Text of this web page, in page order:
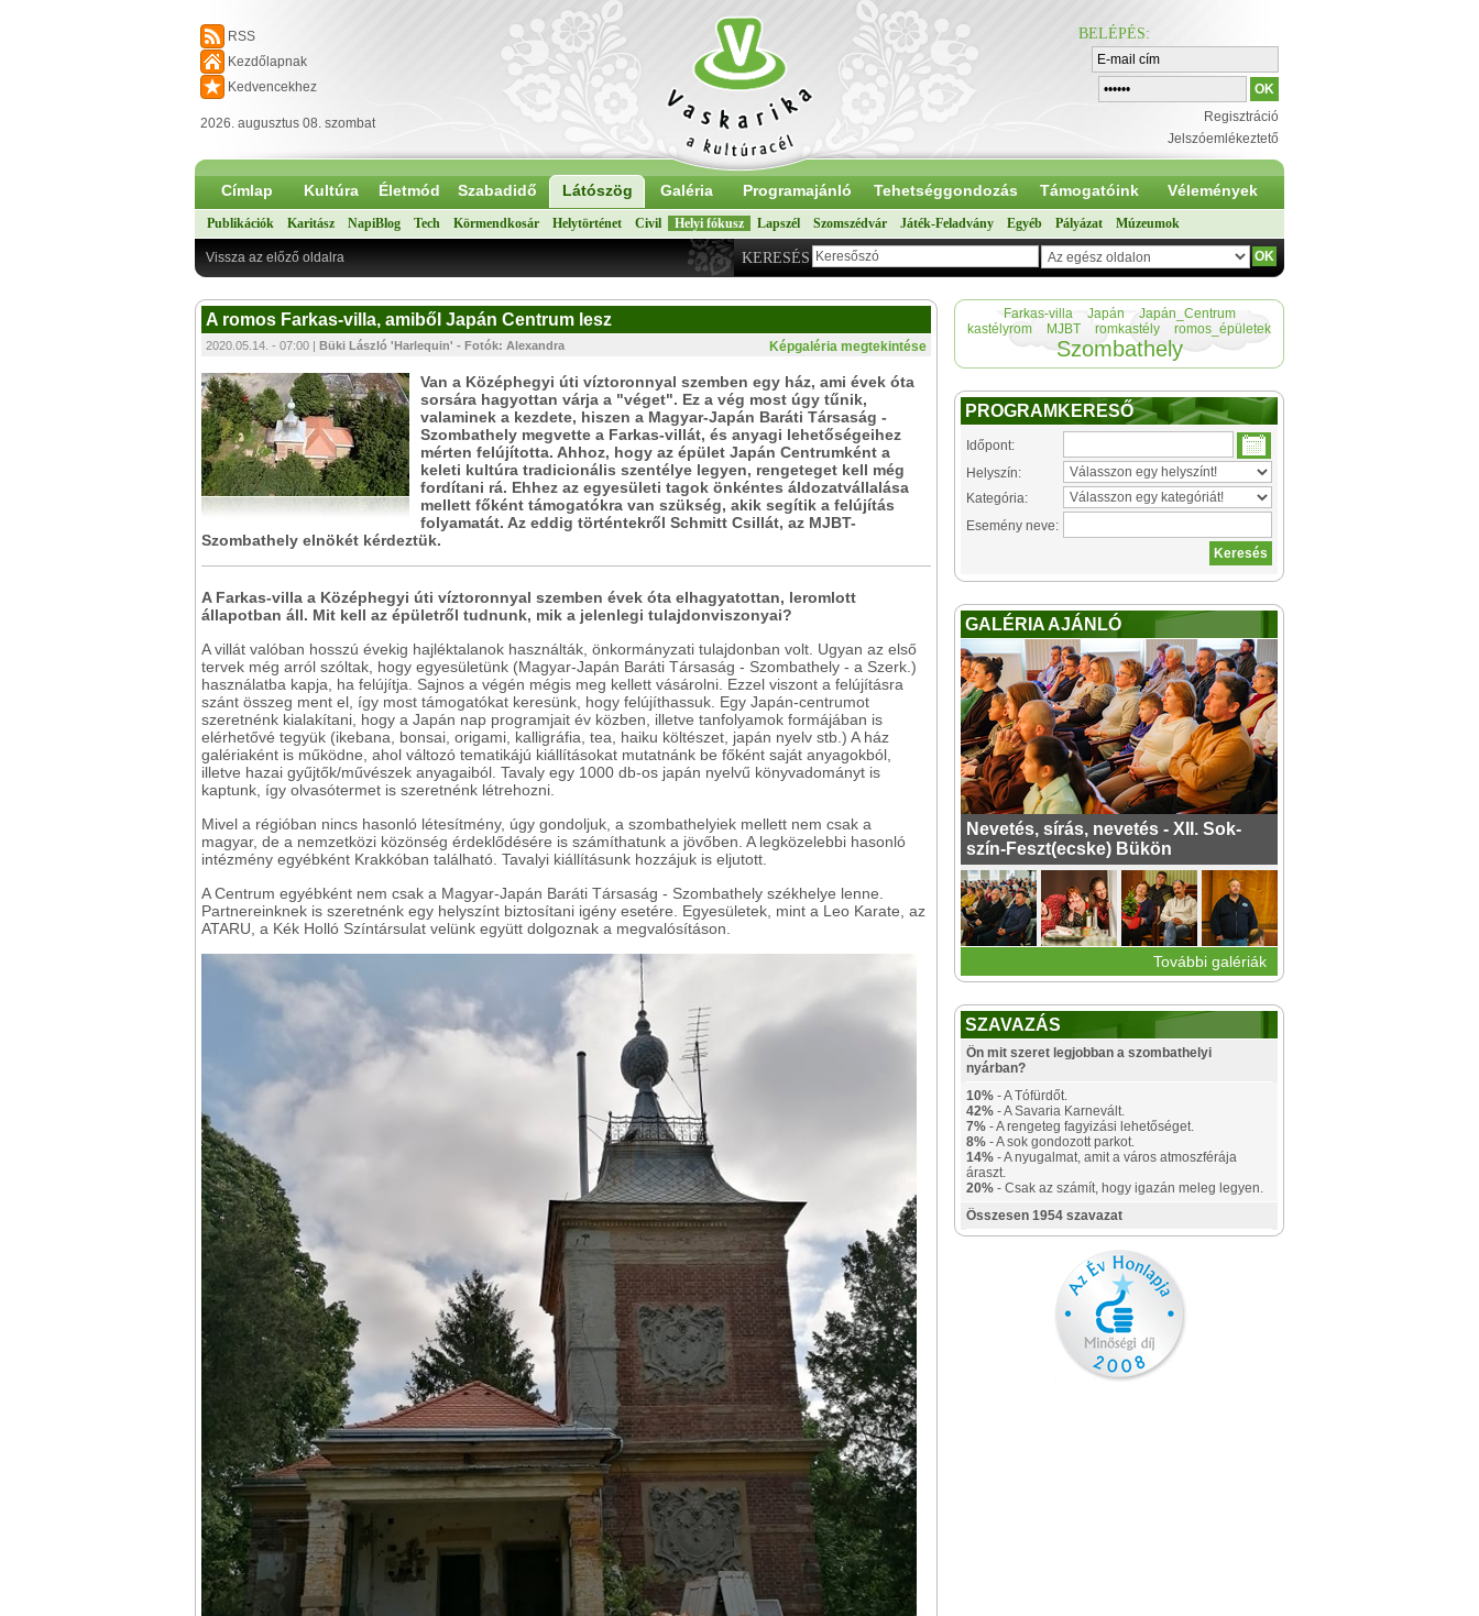
RSS
Kezdőlapnak
Kedvencekhez
2026. augusztus 08. szombat
BELÉPÉS:
Regisztráció
Jelszóemlékeztető
Címlap Kultúra Életmód Szabadidő Látószög Galéria Programajánló Tehetséggondozás Támogatóink Vélemények
Publikációk Karitász NapiBlog Tech Körmendkosár Helytörténet Civil Helyi fókusz Lapszél Szomszédvár Játék-Feladvány Egyéb Pályázat Múzeumok
KERESÉS
Vissza az előző oldalra
A romos Farkas-villa, amiből Japán Centrum lesz
Képgaléria megtekintése
2020.05.14. - 07:00 | Büki László 'Harlequin' - Fotók: Alexandra
Van a Középhegyi úti víztoronnyal szemben egy ház, ami évek óta
sorsára hagyottan várja a "véget". Ez a vég most úgy tűnik,
valaminek a kezdete, hiszen a Magyar-Japán Baráti Társaság -
Szombathely megvette a Farkas-villát, és anyagi lehetőségeihez
mérten felújította. Ahhoz, hogy az épület Japán Centrumként a
keleti kultúra tradicionális szentélye legyen, rengeteget kell még
fordítani rá. Ehhez az egyesületi tagok önkéntes áldozatvállalása
mellett főként támogatókra van szükség, akik segítik a felújítás
folyamatát. Az eddig történtekről Schmitt Csillát, az MJBT-
Szombathely elnökét kérdeztük.
A Farkas-villa a Középhegyi úti víztoronnyal szemben évek óta elhagyatottan, leromlott
állapotban áll. Mit kell az épületről tudnunk, mik a jelenlegi tulajdonviszonyai?
A villát valóban hosszú évekig hajléktalanok használták, önkormányzati tulajdonban volt. Ugyan az első
tervek még arról szóltak, hogy egyesületünk (Magyar-Japán Baráti Társaság - Szombathely - a Szerk.)
használatba kapja, ha felújítja. Sajnos a végén mégis meg kellett vásárolni. Ezzel viszont a felújításra
szánt összeg ment el, így most támogatókat keresünk, hogy felújíthassuk. Egy Japán-centrumot
szeretnénk kialakítani, hogy a Japán nap programjait év közben, illetve tanfolyamok formájában is
elérhetővé tegyük (ikebana, bonsai, origami, kalligráfia, tea, haiku költészet, japán nyelv stb.) A ház
galériaként is működne, ahol változó tematikájú kiállításokat mutatnánk be főként saját anyagokból,
illetve hazai gyűjtők/művészek anyagaiból. Tavaly egy 1000 db-os japán nyelvű könyvadományt is
kaptunk, így olvasótermet is szeretnénk létrehozni.
Mivel a régióban nincs hasonló létesítmény, úgy gondoljuk, a szombathelyiek mellett nem csak a
magyar, de a nemzetközi közönség érdeklődésére is számíthatunk a jövőben. A legközelebbi hasonló
intézmény egyébként Krakkóban található. Tavalyi kiállításunk hozzájuk is eljutott.
A Centrum egyébként nem csak a Magyar-Japán Baráti Társaság - Szombathely székhelye lenne.
Partnereinknek is szeretnénk egy helyszínt biztosítani igény esetére. Egyesületek, mint a Leo Karate, az
ATARU, a Kék Holló Színtársulat velünk együtt dolgoznak a megvalósításon.
Farkas-villa Japán
Japán_Centrum
kastélyrom
MJBT romkastély romos_épületek
Szombathely
PROGRAMKERESŐ
Időpont:
Helyszín:
Kategória:
Esemény neve:
GALÉRIA AJÁNLÓ
Nevetés, sírás, nevetés - XII. Sok-
szín-Feszt(ecske) Bükön
További galériák
SZAVAZÁS
Ön mit szeret legjobban a szombathelyi
nyárban?
10% - A Tófürdőt.
42% - A Savaria Karnevált.
7% - A rengeteg fagyizási lehetőséget.
8% - A sok gondozott parkot.
14% - A nyugalmat, amit a város atmoszférája
áraszt.
20% - Csak az számít, hogy igazán meleg legyen.
Összesen 1954 szavazat